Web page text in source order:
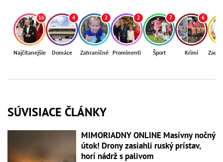
16
Najčítanejšie
4
Domáce
2
Zahraničné
2
Prominenti
7
Šport
6
Krimi
SÚVISIACE ČLÁNKY
MIMORIADNY ONLINE Masívny nočný
útok! Drony zasiahli ruský prístav,
horí nádrž s palivom